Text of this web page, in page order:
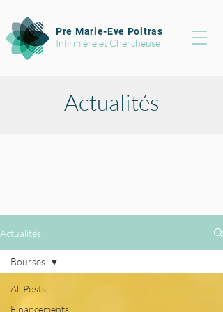
Pre Marie-Eve Poitras
Infirmière et Chercheuse
Actualités
Actualités
All Posts
Financements
Bourses